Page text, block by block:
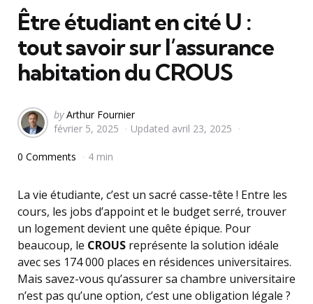
Être étudiant en cité U :
tout savoir sur l’assurance
habitation du CROUS
Posted
by
by Arthur Fournier
février 5, 2025
Updated avril 23, 2025
0 Comments 4 min
La vie étudiante, c’est un sacré casse-tête ! Entre les
cours, les jobs d’appoint et le budget serré, trouver
un logement devient une quête épique. Pour
beaucoup, le CROUS représente la solution idéale
avec ses 174 000 places en résidences universitaires.
Mais savez-vous qu’assurer sa chambre universitaire
n’est pas qu’une option, c’est une obligation légale ?